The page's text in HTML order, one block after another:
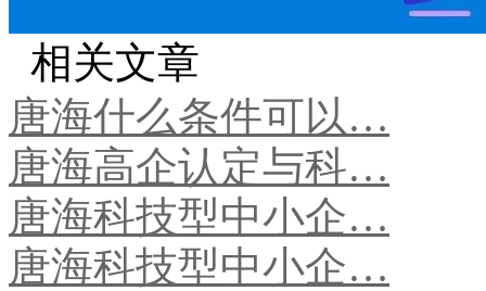
相关文章
唐海什么条件可以…
唐海高企认定与科…
唐海科技型中小企…
唐海科技型中小企…